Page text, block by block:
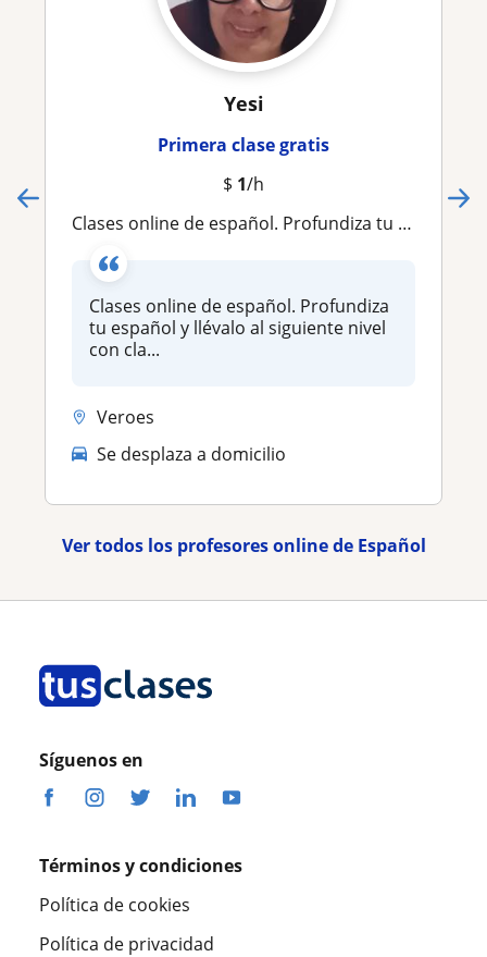
Yesi
Primera clase gratis
$ 1/h
Clases online de español. Profundiza tu español y llévalo al siguiente nivel con clases interesantes y divertidas
Clases online de español. Profundiza
tu español y llévalo al siguiente nivel
con cla...
Veroes
Se desplaza a domicilio
Ver todos los profesores online de Español
Síguenos en
Términos y condiciones
Política de cookies
Política de privacidad